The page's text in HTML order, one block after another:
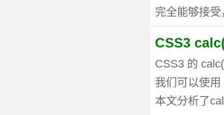
完全能够接
CSS3
CSS3 的
我们可以使
本文分析了